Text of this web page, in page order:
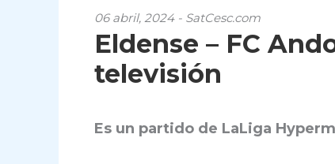
06 abril, 2024 - SatCesc.com
Eldense – FC
televisión
Es un partido de LaLiga